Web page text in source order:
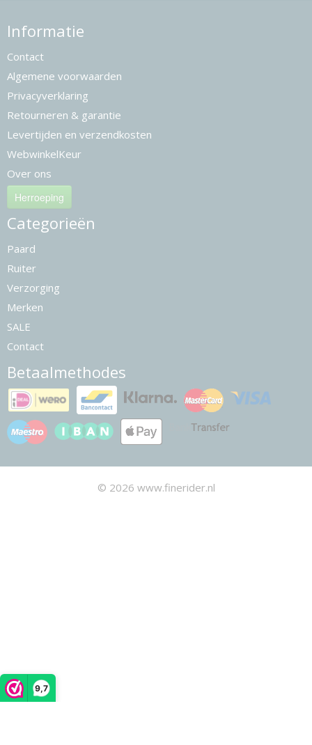
9,7
Informatie
Contact
Algemene voorwaarden
Privacyverklaring
Retourneren & garantie
Levertijden en verzendkosten
WebwinkelKeur
Over ons
Herroeping
Categorieën
Paard
Ruiter
Verzorging
Merken
SALE
Contact
Betaalmethodes
© 2026 www.finerider.nl